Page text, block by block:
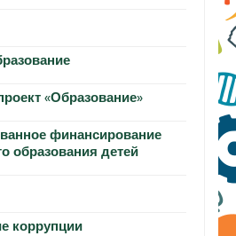
«Образование»
финансирование
образования детей
коррупции